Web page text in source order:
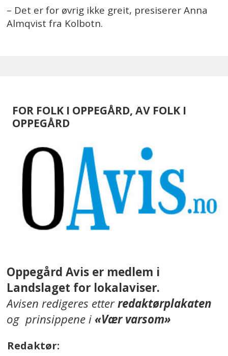
– Det er for øvrig ikke greit, presiserer Anna
Almqvist fra Kolbotn.
FOR FOLK I OPPEGÅRD, AV FOLK I
OPPEGÅRD
Oppegård Avis er medlem i
Landslaget for lokalaviser.
Avisen redigeres etterredaktørplakaten
og prinsippene i«Vær varsom»
Redaktør: